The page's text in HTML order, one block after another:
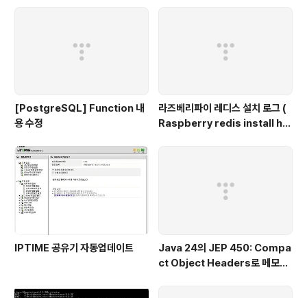
[PostgreSQL] Function 내
용 수정
라즈베리파이 레디스 설치 로그 (
Raspberry redis install his
IPTIME 공유기 자동업데이트
Java 24의 JEP 450: Compa
ct Object Headers로 메모리